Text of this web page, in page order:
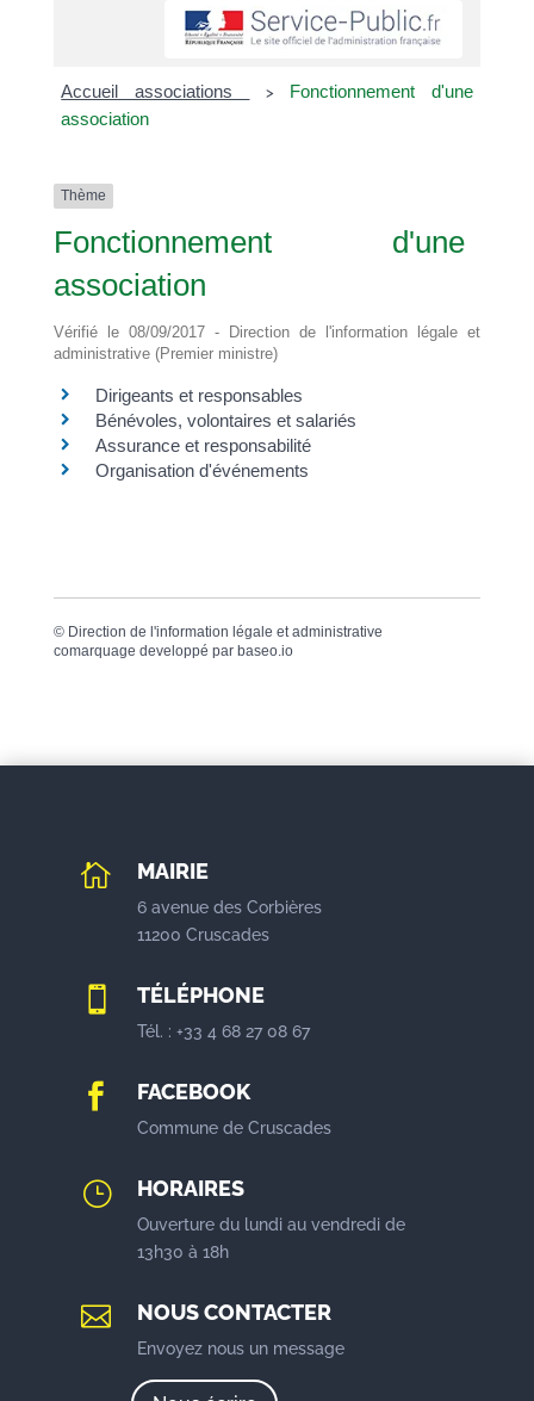
Accueil associations >
Fonctionnement d'une
association
Thème
Fonctionnement d'une
association
Vérifié le 08/09/2017 - Direction de l'information légale et
administrative (Premier ministre)
Dirigeants et responsables
Bénévoles, volontaires et salariés
Assurance et responsabilité
Organisation d'événements
© Direction de l'information légale et administrative
comarquage developpé par baseo.io
 MAIRIE
6 avenue des Corbières
11200 Cruscades
 TÉLÉPHONE
Tél. : +33 4 68 27 08 67
 FACEBOOK
Commune de Cruscades
} HORAIRES
Ouverture du lundi au vendredi de
13h30 à 18h
 NOUS CONTACTER
Envoyez nous un message